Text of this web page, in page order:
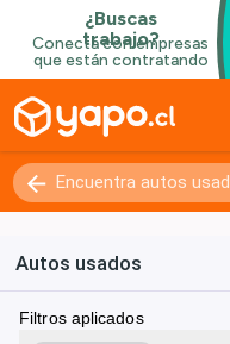
Autos usados
Filtros aplicados